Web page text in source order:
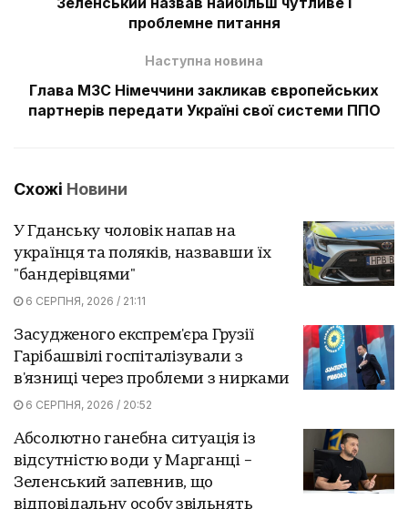
проблемне питання
Наступна новина
Глава МЗС Німеччини закликав європейських
партнерів передати Україні свої системи ППО
Схожі Новини
У Гданську чоловік напав на
українця та поляків, назвавши їх
"бандерівцями"
6 СЕРПНЯ, 2026 / 21:11
Засудженого експрем'єра Грузії
Гарібашвілі госпіталізували з
в'язниці через проблеми з нирками
6 СЕРПНЯ, 2026 / 20:52
Абсолютно ганебна ситуація із
відсутністю води у Марганці –
Зеленський запевнив, що
відповідальну особу звільнять